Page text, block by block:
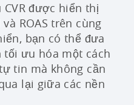
được hiển thị
và ROAS trên cùng
bạn có thể đưa
tối ưu hóa một cách
tin mà không cần
lại giữa các nền